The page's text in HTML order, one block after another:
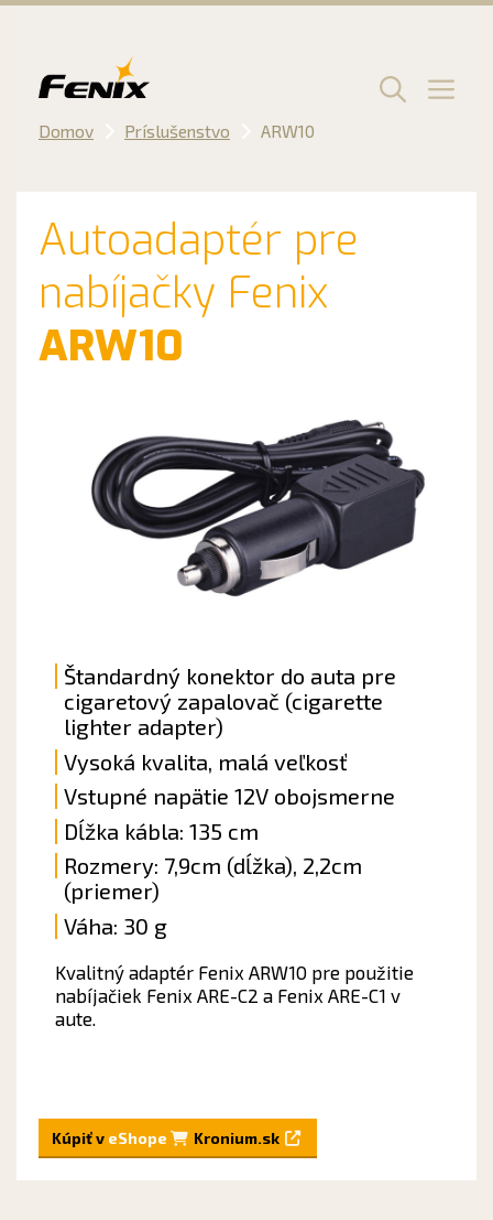
Menu
Domov Príslušenstvo ARW10
Autoadaptér pre
nabíjačky Fenix
ARW10
Štandardný konektor do auta pre
cigaretový zapalovač (cigarette
lighter adapter)
Vysoká kvalita, malá veľkosť
Vstupné napätie 12V obojsmerne
Dĺžka kábla: 135 cm
Rozmery: 7,9cm (dĺžka), 2,2cm
(priemer)
Váha: 30 g
Kvalitný adaptér Fenix ARW10 pre použitie
nabíjačiek Fenix ARE-C2 a Fenix ARE-C1 v
aute.
Kúpiť v eShope Kronium.sk